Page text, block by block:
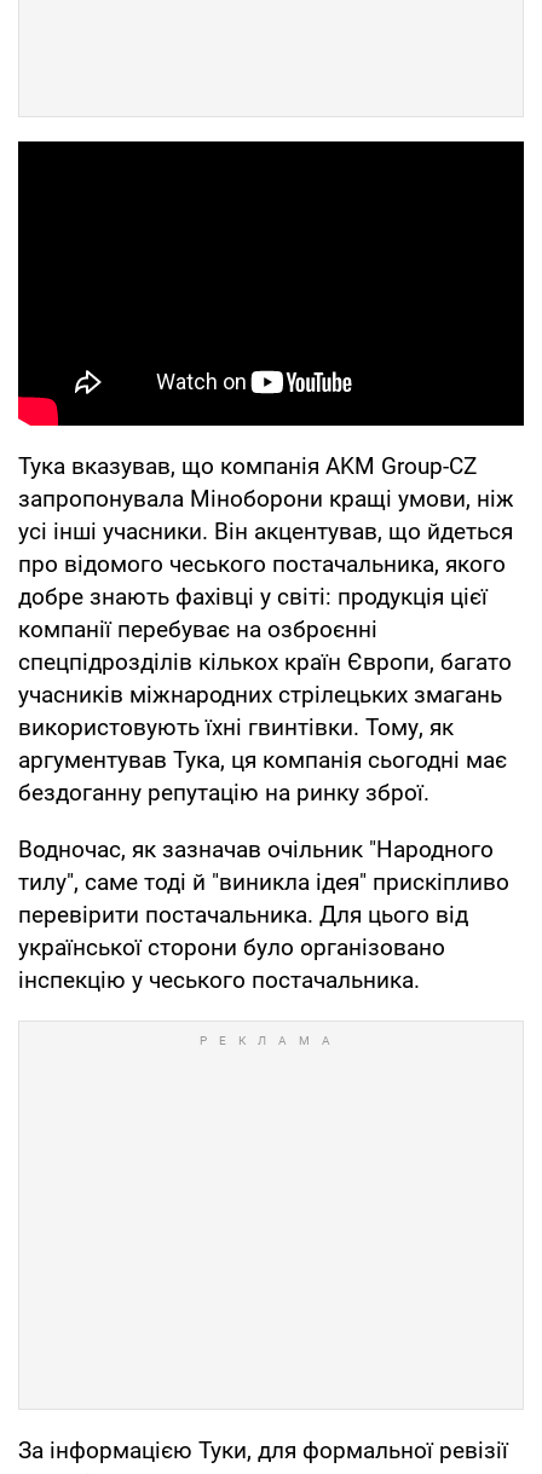
Тука вказував, що компанія AKM Group-CZ
запропонувала Міноборони кращі умови, ніж
усі інші учасники. Він акцентував, що йдеться
про відомого чеського постачальника, якого
добре знають фахівці у світі: продукція цієї
компанії перебуває на озброєнні
спецпідрозділів кількох країн Європи, багато
учасників міжнародних стрілецьких змагань
використовують їхні гвинтівки. Тому, як
аргументував Тука, ця компанія сьогодні має
бездоганну репутацію на ринку зброї.
Водночас, як зазначав очільник "Народного
тилу", саме тоді й "виникла ідея" прискіпливо
перевірити постачальника. Для цього від
української сторони було організовано
інспекцію у чеського постачальника.
За інформацією Туки, для формальної ревізії